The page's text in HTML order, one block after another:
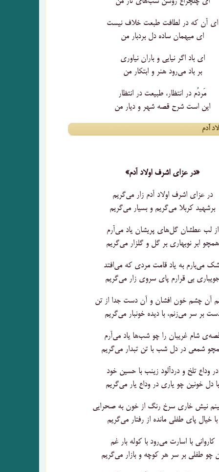
ای آن که در لطافت طبعت خلاف نیست
ای میهمان ساده دل بردبار من
ای باد اگر نیایی و باران نیاوری
بر باد می‌رود هنر و ابتکار من
مَردُم در انتظار، طبیعت در انتظار
این است شرح قصه شهر و دیار من
آدم
«در عزای اشرف اولاد آدم»
در عزای اشرف اولاد آدم زار می‌گریم
برشهید کربلا می‌گریم و بسیار می‌گریم
از لب عطشان گل‌های پریشان یاد می‌آرم
همچو ابر نوبهاری بر گل و گلزار می‌گریم
می‌بارم به یاد قامت مردی که می‌افتد
جویباری بی قرارم پای سروی زار می‌گریم
آن چشم خون افشان و آن دست جدا از تن
بر سر می‌زنم، با دیده خونبار می‌گریم
شام غریبان را چو شب‌ها یاد می‌آرم
شمعی در دل شب با تن تبدار می‌گریم
در وداع تلخ و دردآلود زینب با حسین خود
با دل خونین چو یاری در وداع یار می‌گریم
نیش خاری سرخ رنگ از خون به صحرایی
با خیال پای طفلی مانده از رفتار می‌گریم
کاروانی با اسارت می‌رود با کوله بار غم
چو طفلی بر سر هر کوچه و بازار می‌گریم